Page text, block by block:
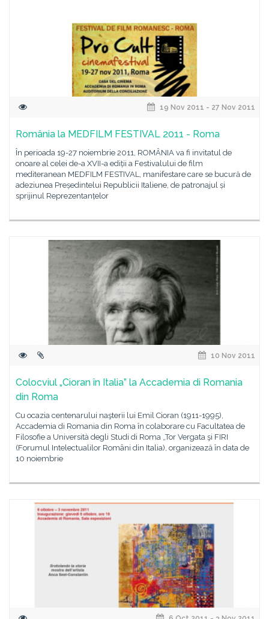
19 Nov 2011 - 27 Nov 2011
România la MEDFILM FESTIVAL 2011 - Roma
În perioada 19-27 noiembrie 2011, ROMÂNIA va fi invitatul de
onoare al celei de-a XVII-a ediții a Festivalului de film
mediteranean MEDFILM FESTIVAL, manifestare care se bucură de
adeziunea Președintelui Republicii Italiene, de patronajul și
sprijinul Reprezentanțelor
10 Nov 2011
Colocviul „Cioran în Italia” la Accademia di Romania
din Roma
Cu ocazia centenarului naşterii lui Emil Cioran (1911-1995),
Accademia di Romania din Roma în colaborare cu Facultatea de
Filosofie a Università degli Studi di Roma „Tor Vergata şi FIRI
(Forumul Intelectualilor Români din Italia), organizează în data de
10 noiembrie